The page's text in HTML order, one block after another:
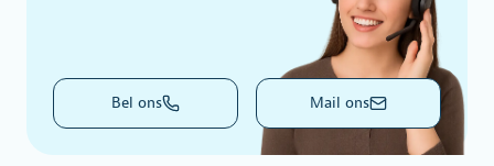
Bel ons Mail ons